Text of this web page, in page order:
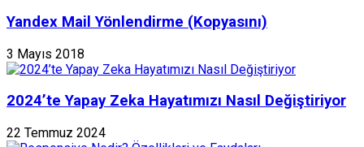
Yandex Mail Yönlendirme (Kopyasını)
3 Mayıs 2018
2024’te Yapay Zeka Hayatımızı Nasıl Değiştiriyor
22 Temmuz 2024